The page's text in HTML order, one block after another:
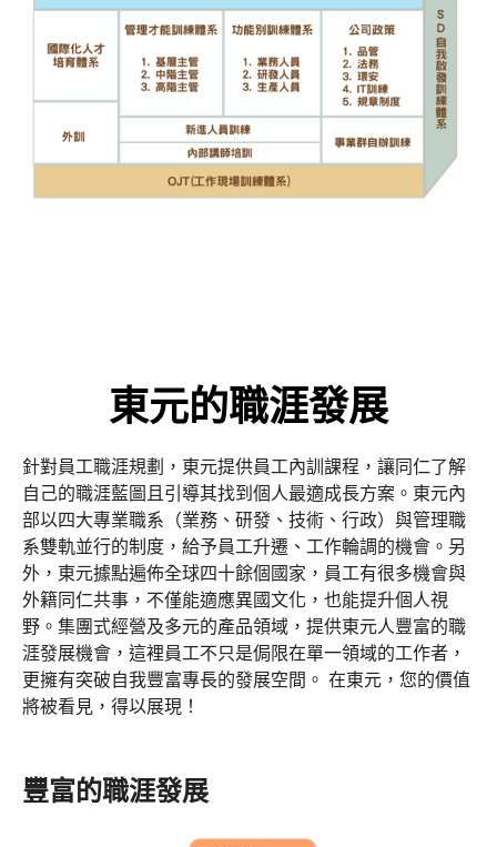
東元的職涯發展
針對員工職涯規劃，東元提供員工內訓課程，讓同仁了解
自己的職涯藍圖且引導其找到個人最適成長方案。東元內
部以四大專業職系（業務、研發、技術、行政）與管理職
系雙軌並行的制度，給予員工升遷、工作輪調的機會。另
外，東元據點遍佈全球四十餘個國家，員工有很多機會與
外籍同仁共事，不僅能適應異國文化，也能提升個人視
野。集團式經營及多元的產品領域，提供東元人豐富的職
涯發展機會，這裡員工不只是侷限在單一領域的工作者，
更擁有突破自我豐富專長的發展空間。 在東元，您的價值
將被看見，得以展現！
豐富的職涯發展